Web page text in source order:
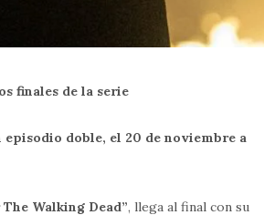
finales de la serie
episodio doble, el 20 de noviembre a
The Walking Dead”, llega al final con su